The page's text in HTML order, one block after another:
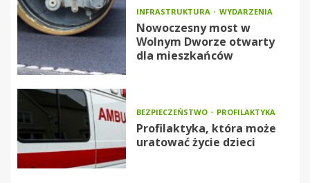
INFRASTRUKTURA WYDARZENIA
Nowoczesny most w
Wolnym Dworze otwarty
dla mieszkańców
BEZPIECZEŃSTWO PROFILAKTYKA
Profilaktyka, która może
uratować życie dzieci